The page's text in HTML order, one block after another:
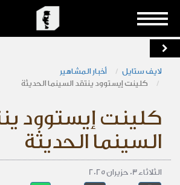
لايف ستايل
أخبار المشاهير
كلينت إيستوود ينتقد السينما الحديثة
كلينت إيستوود
السينما الحديثة
الثلاثاء 03 حزيران 2025